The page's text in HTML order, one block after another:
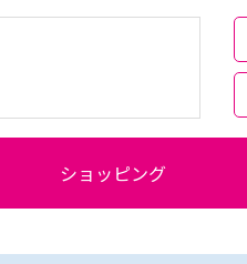
ショッピング